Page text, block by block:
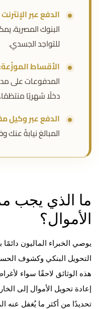
الدفع عبر
البنوك المصرية،
للتواجد الجسدي.
الأقساط
المدفوعات على
دخلًا شهريًا منتظمًا.
الدفع عبر
المبالغ نيابةً عنك
ما الذي يجب
الأموال؟
يوصي الخبراء الماليون
التحويل البنكي وكشوف
هذه الوثائق لاحقًا سواء
إعادة تحويل الأموال إلى
تحديدًا من أكثر ما يُغفل عنه